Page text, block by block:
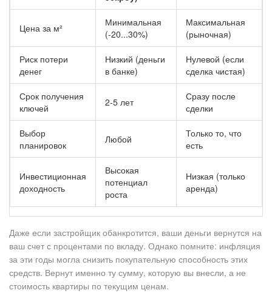
Цена за м²
Минимальная
(-20...30%)
Максимальная
(рыночная)
Риск потери
денег
Низкий (деньги
в банке)
Нулевой (если
сделка чистая)
Срок получения
ключей
2-5 лет
Сразу после
сделки
Выбор
планировок
Любой
Только то, что
есть
Инвестиционная
доходность
Высокая
потенциал
роста
Низкая (только
аренда)
Даже если застройщик обанкротится, ваши деньги вернутся на
ваш счет с процентами по вкладу. Однако помните: инфляция
за эти годы могла снизить покупательную способность этих
средств. Вернут именно ту сумму, которую вы внесли, а не
стоимость квартиры по текущим ценам.